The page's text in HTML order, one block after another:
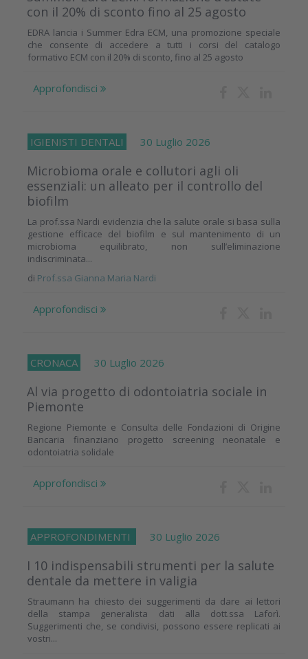
con il 20% di sconto fino al 25 agosto
EDRA lancia i Summer Edra ECM, una promozione speciale
che consente di accedere a tutti i corsi del catalogo
formativo ECM con il 20% di sconto, fino al 25 agosto
Approfondisci
IGIENISTI DENTALI 30 Luglio 2026
Microbioma orale e collutori agli oli
essenziali: un alleato per il controllo del
biofilm
La prof.ssa Nardi evidenzia che la salute orale si basa sulla
gestione efficace del biofilm e sul mantenimento di un
microbioma equilibrato, non sull’eliminazione
indiscriminata...
di Prof.ssa Gianna Maria Nardi
Approfondisci
CRONACA 30 Luglio 2026
Al via progetto di odontoiatria sociale in
Piemonte
Regione Piemonte e Consulta delle Fondazioni di Origine
Bancaria finanziano progetto screening neonatale e
odontoiatria solidale
Approfondisci
APPROFONDIMENTI 30 Luglio 2026
I 10 indispensabili strumenti per la salute
dentale da mettere in valigia
Straumann ha chiesto dei suggerimenti da dare ai lettori
della stampa generalista dati alla dott.ssa Laforì.
Suggerimenti che, se condivisi, possono essere replicati ai
vostri...